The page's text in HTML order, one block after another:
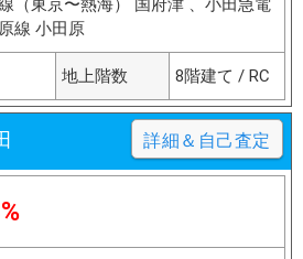
（東京〜熱海） 国府津 、小田急電
線 小田原
地上階数 8階建て / RC
詳細＆自己査定